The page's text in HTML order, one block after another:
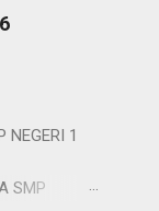
para
m...
NEGERI 1
SMP